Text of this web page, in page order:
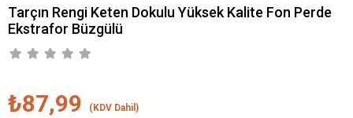
Tarçın Rengi Keten Dokulu Yüksek Kalite Fon Perde
Ekstrafor Büzgülü
₺87,99 (KDV Dahil)